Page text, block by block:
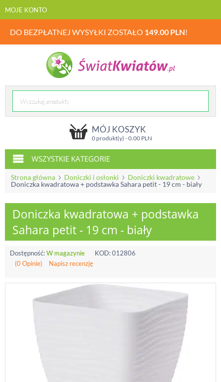
MOJE KONTO
DO BEZPŁATNEJ WYSYŁKI ZOSTAŁO 149.00 PLN!
MÓJ KOSZYK
0 produkt(y) -0.00PLN
WSZYSTKIE KATEGORIE
Strona główna Doniczki i osłonki
Doniczki kwadratowe
Doniczka kwadratowa + podstawka Sahara petit - 19 cm - biały
Doniczka kwadratowa + podstawka
Sahara petit - 19 cm - biały
Dostępność:W magazynie KOD:012806
(0 Opinie)
Napisz recenzję